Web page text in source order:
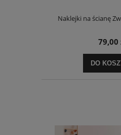
Naklejki na ścianę
79,00
DO